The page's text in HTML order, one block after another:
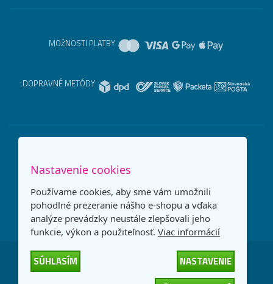
MOŽNOSTI PLATBY
DOPRAVNÉ METÓDY
Slovensko
Nastavenie cookies
Používame cookies, aby sme vám umožnili
pohodlné prezeranie nášho e-shopu a vďaka
analýze prevádzky neustále zlepšovali jeho
funkcie, výkon a použiteľnosť. Viac informácií
SÚHLASÍM
NASTAVENIE